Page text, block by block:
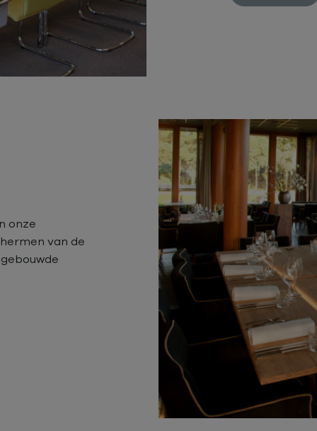
onze
van de